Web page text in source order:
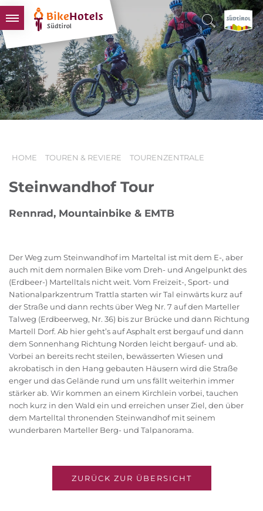
BIKEHOTELS
HOTELS & PAKETE
TOUREN & REVIERE
SÜDTIROL & WIR
HOME TOUREN & REVIERE TOURENZENTRALE
Steinwandhof Tour
Rennrad, Mountainbike & EMTB
Der Weg zum Steinwandhof im Marteltal ist mit dem E-, aber
auch mit dem normalen Bike vom Dreh- und Angelpunkt des
(Erdbeer-) Martelltals nicht weit. Vom Freizeit-, Sport- und
Nationalparkzentrum Trattla starten wir Tal einwärts kurz auf
der Straße und dann rechts über Weg Nr. 7 auf den Marteller
Talweg (Erdbeerweg, Nr. 36) bis zur Brücke und dann Richtung
Martell Dorf. Ab hier geht’s auf Asphalt erst bergauf und dann
dem Sonnenhang Richtung Norden leicht bergauf- und ab.
Vorbei an bereits recht steilen, bewässerten Wiesen und
akrobatisch in den Hang gebauten Häusern wird die Straße
enger und das Gelände rund um uns fällt weiterhin immer
stärker ab. Wir kommen an einem Kirchlein vorbei, tauchen
noch kurz in den Wald ein und erreichen unser Ziel, den über
dem Martelltal thronenden Steinwandhof mit seinem
wunderbaren Marteller Berg- und Talpanorama.
ZURÜCK ZUR ÜBERSICHT